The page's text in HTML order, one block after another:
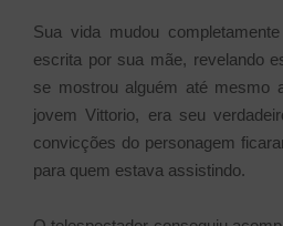
Sua vida mudou
escrita por sua mãe, revelando
se mostrou alguém até mesmo
jovem Vittorio, era seu
convicções do personagem
para quem estava assistindo.